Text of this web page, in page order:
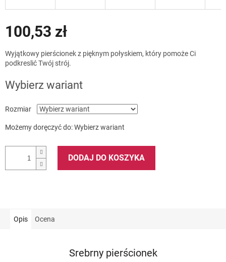
100,53 zł
jednostkowa:
Wyjątkowy pierścionek z pięknym połyskiem, który pomoże Ci
podkreslić Twój strój.
Wybierz wariant
Rozmiar
Możemy doręczyć do:Wybierz wariant
DODAJ DO KOSZYKA
Opis Ocena
Srebrny pierścionek